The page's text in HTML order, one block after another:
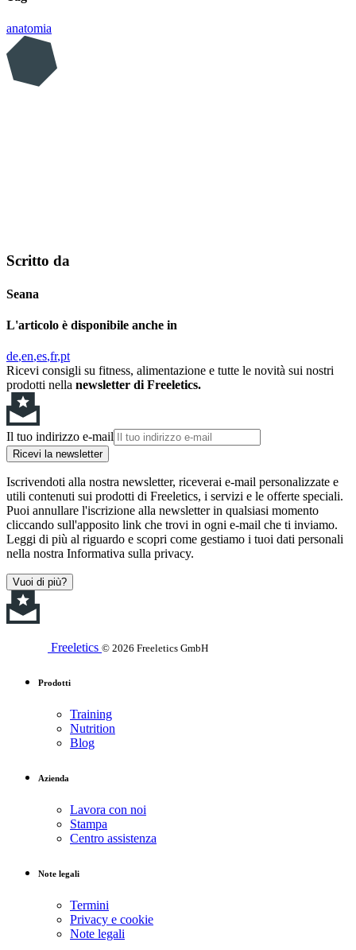
anatomia
Scritto da
Seana
L'articolo è disponibile anche in
de en es fr pt
Ricevi consigli su fitness, alimentazione e tutte le novità sui nostri
prodotti nella newsletter di Freeletics.
Il tuo indirizzo e-mail
Ricevi la newsletter
Iscrivendoti alla nostra newsletter, riceverai e-mail personalizzate e
utili contenuti sui prodotti di Freeletics, i servizi e le offerte speciali.
Puoi annullare l'iscrizione alla newsletter in qualsiasi momento
cliccando sull'apposito link che trovi in ogni e-mail che ti inviamo.
Leggi di più al riguardo e scopri come gestiamo i tuoi dati personali
nella nostra Informativa sulla privacy.
Vuoi di più?
Freeletics © 2026 Freeletics GmbH
Prodotti
Training
Nutrition
Blog
Azienda
Lavora con noi
Stampa
Centro assistenza
Note legali
Termini
Privacy e cookie
Note legali